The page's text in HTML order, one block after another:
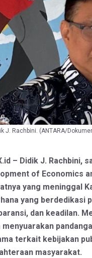
J. Rachbini. (ANTARA/
– Didik J. Rachbini,
of Economics
yang meninggal
yang berdedikasi
dan keadilan.
menyuarakan
terkait kebijakan
masyarakat.